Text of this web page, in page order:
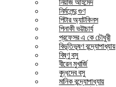
নিয়াজ আহমেদ
নির্মলেন্দু গুণ
পিটার অ্যাটকিনস
পিনাকী ভট্টাচার্য
প্রফেসর এ কে চৌধুরী
বিভূতিভূষণ বন্দ্যোপাধ্যায়
বিষ্ণু বসু
বীরেন মুখার্জি
বুদ্ধদেব বসু
মানিক বন্দ্যোপাধ্যায়